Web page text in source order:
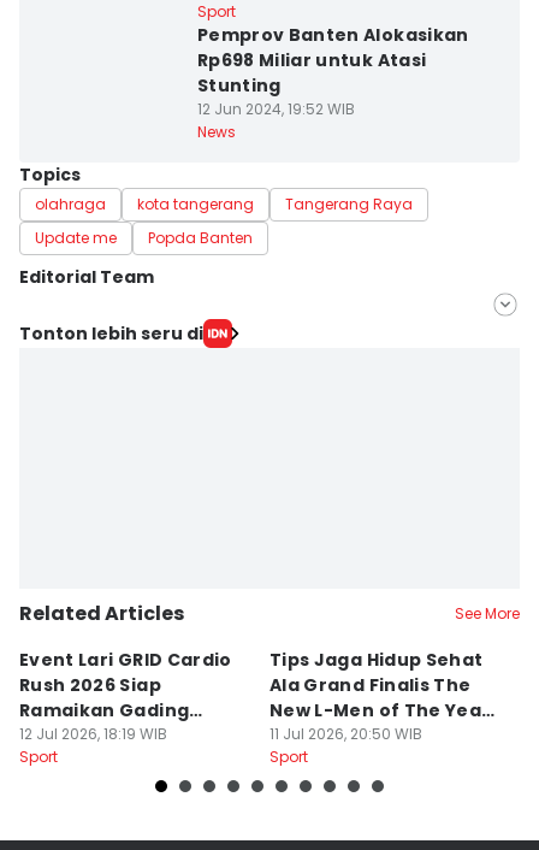
Sport
Pemprov Banten Alokasikan
Rp698 Miliar untuk Atasi
Stunting
12 Jun 2024, 19:52 WIB
News
Topics
olahraga kota tangerang
Tangerang Raya
Update me
Popda Banten
Editorial Team
Editor
Tonton lebih seru di
Related Articles See More
Event Lari GRID Cardio
Rush 2026 Siap
Ramaikan Gading
Serpong
12 Jul 2026, 18:19 WIB
Sport
Tips Jaga Hidup Sehat
Ala Grand Finalis The
New L-Men of The Year
2026
11 Jul 2026, 20:50 WIB
Sport